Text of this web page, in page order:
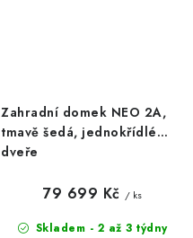
Zahradní domek NEO 2A,
tmavě šedá, jednokřídlé
dveře
Skladem - 2 až 3 týdny
79 699 Kč / ks